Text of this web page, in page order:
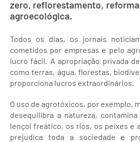
zero, reflorestamento,
agroecológica.
Todos os dias, os jornais
cometidos por empresas e pelo
lucro fácil. A apropriação privada
como terras, água, florestas,
proporciona lucros extraordinários.
O uso de agrotóxicos, por exemplo,
desequilibra a natureza,
lençol freático, os rios, os peixes e
prejudica toda a sociedade e